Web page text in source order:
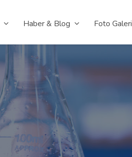
Haber & Blog Foto Galeri